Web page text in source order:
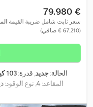
‏79.980 €
سعر ثابت شامل ضريبة القيمة
(‏67.210 € صافي)
الحالة:جديد, قدرة:103 كيلوواط (140,04 حصان)
المقاعد:4 , نوع الوقود:
,
تكوين المحور:محورين,